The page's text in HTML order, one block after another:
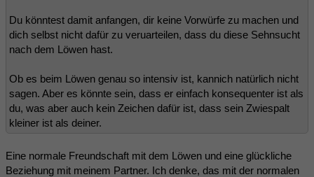
Du könntest damit anfangen, dir keine Vorwürfe zu machen und
dich selbst nicht dafür zu veruarteilen, dass du diese Sehnsucht
nach dem Löwen hast.
Ob es beim Löwen genau so intensiv ist, kannich natürlich nicht
sagen. Aber es könnte sein, dass er einfach konsequenter ist als
du, was aber auch kein Zeichen dafür ist, dass sein Zwiespalt
kleiner ist als deiner.
Eine normale Freundschaft mit dem Löwen und eine glückliche
Beziehung mit meinem Partner. Ich denke, das mit der normalen